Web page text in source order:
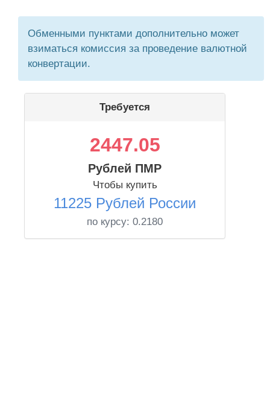
Обменными пунктами дополнительно может
взиматься комиссия за проведение валютной
конвертации.
Требуется
2447.05
Рублей ПМР
Чтобы купить
11225 Рублей России
по курсу: 0.2180